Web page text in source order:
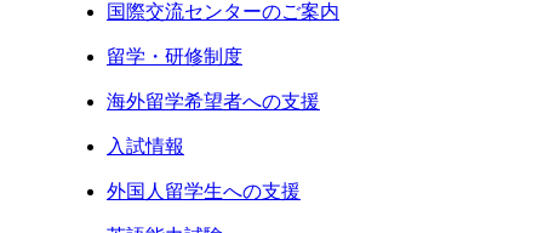
国際交流センターのご案内
留学・研修制度
海外留学希望者への支援
入試情報
外国人留学生への支援